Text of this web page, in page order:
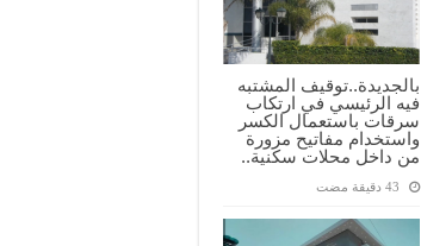
بالجديدة..توقيف المشتبه
فيه الرئيسي في ارتكاب
سرقات باستعمال الكسر
واستخدام مفاتيح مزورة
من داخل محلات سكنية..